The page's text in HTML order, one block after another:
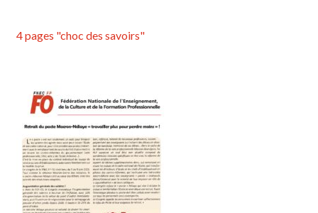
4 pages "choc des savoirs"